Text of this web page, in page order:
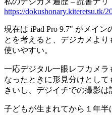
https://dokushonary.kiteretsu.tk/
現在は iPad Pro 9.7" がメイ
とを考えると、デジカメより
使いやすい。
一応デジタル一眼レフカメラ
なったときに形見分けとし
きいし、デジイチでの撮影は
子どもが生まれてから１年